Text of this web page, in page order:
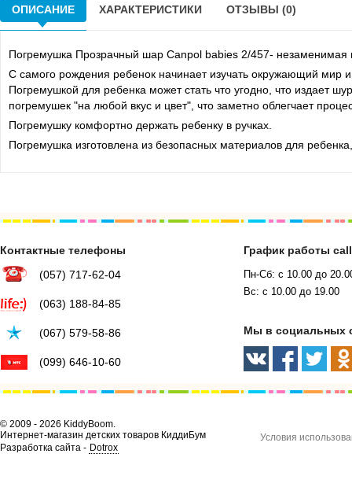
ОПИСАНИЕ ХАРАКТЕРИСТИКИ ОТЗЫВЫ (0)
Погремушка Прозрачный шар Canpol babies 2/457-
С самого рождения ребенок начинает изучать окружающий
Погремушкой для ребенка может стать что угодно, что издает
погремушек "на любой вкус и цвет", что заметно облегчает
Погремушку комфортно держать ребенку в ручках.
Погремушка изготовлена из безопасных материалов для
Контактные телефоны
(057) 717-62-04
(063) 188-84-85
(067) 579-58-86
(099) 646-10-60
График работы
Пн-Сб: с 10.00 до
Вс: с 10.00 до 19.00
Мы в социальных
© 2009 - 2026 KiddyBoom.
Интернет-магазин детских товаров КиддиБум
Разработка сайта - Dotrox
Условия